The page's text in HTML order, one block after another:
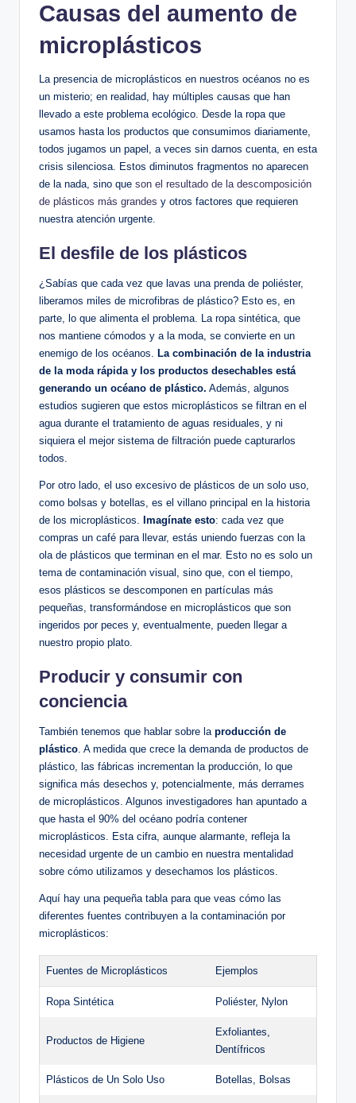
Causas del aumento de
microplásticos
La presencia de microplásticos en nuestros océanos no es
un misterio; en realidad, hay múltiples causas que han
llevado a este problema ecológico. Desde la ropa que
usamos hasta los productos que consumimos diariamente,
todos jugamos un papel, a veces sin darnos cuenta, en esta
crisis silenciosa. Estos diminutos fragmentos no aparecen
de la nada, sino que son el resultado de la descomposición
de plásticos más grandes y otros factores que requieren
nuestra atención urgente.
El desfile de los plásticos
¿Sabías que cada vez que lavas una prenda de poliéster,
liberamos miles de microfibras de plástico? Esto es, en
parte, lo que alimenta el problema. La ropa sintética, que
nos mantiene cómodos y a la moda, se convierte en un
enemigo de los océanos. La combinación de la industria
de la moda rápida y los productos desechables está
generando un océano de plástico. Además, algunos
estudios sugieren que estos microplásticos se filtran en el
agua durante el tratamiento de aguas residuales, y ni
siquiera el mejor sistema de filtración puede capturarlos
todos.
Por otro lado, el uso excesivo de plásticos de un solo uso,
como bolsas y botellas, es el villano principal en la historia
de los microplásticos. Imagínate esto: cada vez que
compras un café para llevar, estás uniendo fuerzas con la
ola de plásticos que terminan en el mar. Esto no es solo un
tema de contaminación visual, sino que, con el tiempo,
esos plásticos se descomponen en partículas más
pequeñas, transformándose en microplásticos que son
ingeridos por peces y, eventualmente, pueden llegar a
nuestro propio plato.
Producir y consumir con
conciencia
También tenemos que hablar sobre la producción de
plástico. A medida que crece la demanda de productos de
plástico, las fábricas incrementan la producción, lo que
significa más desechos y, potencialmente, más derrames
de microplásticos. Algunos investigadores han apuntado a
que hasta el 90% del océano podría contener
microplásticos. Esta cifra, aunque alarmante, refleja la
necesidad urgente de un cambio en nuestra mentalidad
sobre cómo utilizamos y desechamos los plásticos.
Aquí hay una pequeña tabla para que veas cómo las
diferentes fuentes contribuyen a la contaminación por
microplásticos:
Fuentes de Microplásticos Ejemplos
Ropa Sintética Poliéster, Nylon
Productos de Higiene
Exfoliantes,
Dentífricos
Plásticos de Un Solo Uso Botellas, Bolsas